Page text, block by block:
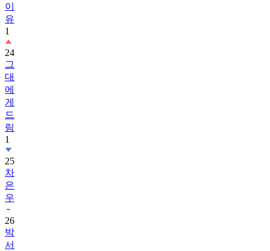
이
유
1
24
그
대
에
게
드
림
1
25
차
은
우
26
박
서